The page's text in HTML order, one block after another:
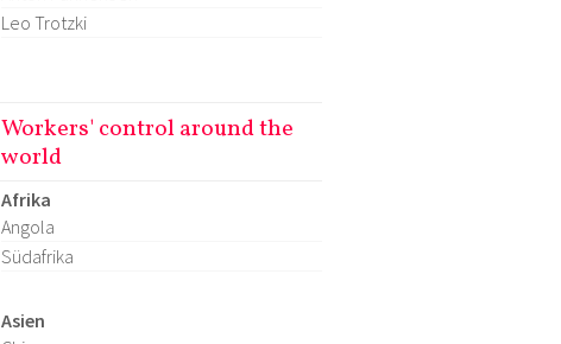
Leo Trotzki
Workers' control around the
world
Afrika
Angola
Südafrika
Asien